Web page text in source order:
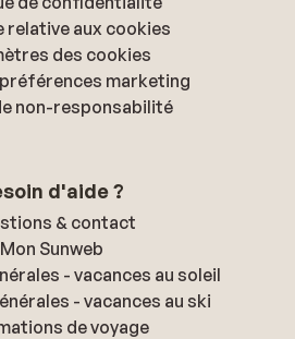
relative aux cookies
des cookies
marketing
non-responsabilité
d'aide ?
& contact
Mon Sunweb
- vacances au soleil
- vacances au ski
de voyage